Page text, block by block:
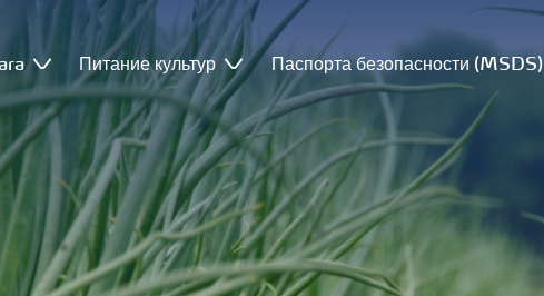
Питание культур Паспорта безопасности (MSDS)